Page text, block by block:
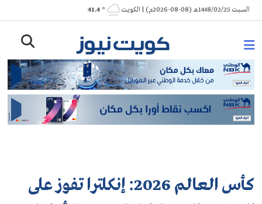
Skip
to
السبت 1448/02/25هـ (08-08-2026م) | الكويت ° 41.4
كأس العالم 2026: إنكلترا تفوز على